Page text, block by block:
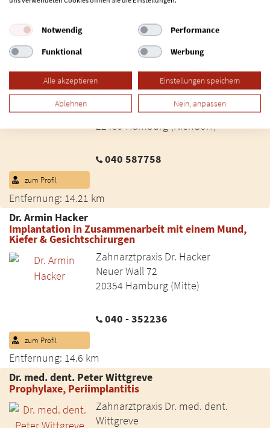
Entfernung: 12.45 km
zum Profil
Alberto Dolfi
Hochwertige Implantate
Praxis Alberto Dolfi
Tibarg 32A
22459 Hamburg (Niendorf)
040 587758
Entfernung: 14.21 km
zum Profil
Dr. Armin Hacker
Implantation in Zusammenarbeit mit einem Mund,
Kiefer & Gesichtschirurgen
Zahnarztpraxis Dr. Hacker
Neuer Wall 72
20354 Hamburg (Mitte)
040 - 352236
Entfernung: 14.6 km
zum Profil
Dr. med. dent. Peter Wittgreve
Prophylaxe, Periimplantitis
Zahnarztpraxis Dr. med. dent.
Wittgreve
Notwendig
Performance
Funktional
Werbung
Alle akzeptieren Einstellungen speichern
Ablehnen Nein, anpassen